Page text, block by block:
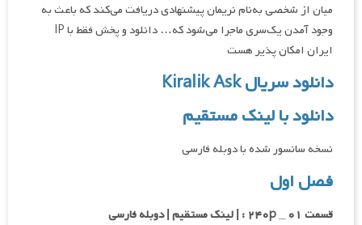
میان از شخصی به‌نام نریمان پیشنهادی دریافت می‌کند که باعث به
وجود آمدن یک‌سری ماجرا می‌شود که… دانلود و پخش فقط با IP
ایران امکان پذیر هست
دانلود سریال Kiralik Ask
دانلود با لینک مستقیم
نسخه سانسور شده با دوبله فارسی
فصل اول
قسمت ۰۱ _ ۲۴۰p : | لینک مستقیم | دوبله فارسی